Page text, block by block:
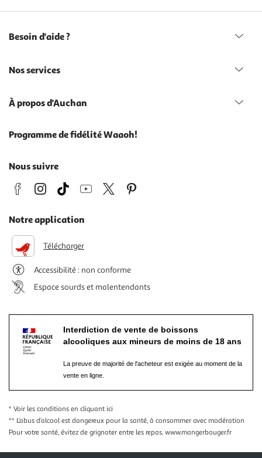
Besoin d'aide ?
Nos services
À propos d'Auchan
Programme de fidélité Waaoh!
Nous suivre
Notre application
Télécharger
Accessibilité : non conforme
Espace sourds et malentendants
Interdiction de vente de boissons
alcooliques aux mineurs de moins de 18 ans
La preuve de majorité de l'acheteur est exigée au moment de la
vente en ligne.
* Voir les conditions en cliquant ici
** L’abus d’alcool est dangereux pour la santé, à consommer avec modération
Pour votre santé, évitez de grignoter entre les repas. www.mangerbouger.fr